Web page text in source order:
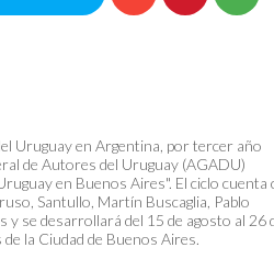
Uruguay en Argentina, por tercer año
de Autores del Uruguay (AGADU)
en Buenos Aires". El ciclo cuenta
Santullo, Martín Buscaglia, Pablo
se desarrollará del 15 de agosto al 26
la Ciudad de Buenos Aires.